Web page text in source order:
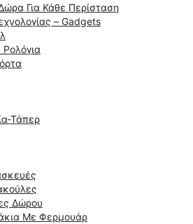
Για Κάθε Περίσταση
– Gadgets
Ρολόγια
Τάπερ
Δώρου
Με Φερμουάρ